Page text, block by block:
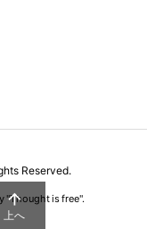
Reserved.
"Thought is free".

上へ